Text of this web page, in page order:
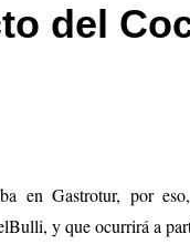
del
en Gastrotur, por
y que ocurrirá a